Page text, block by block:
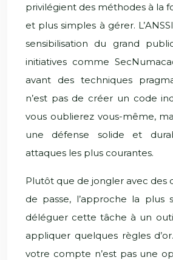
privilégient des méthodes à la
et plus simples à gérer.
sensibilisation du grand
initiatives comme
avant des techniques
n’est pas de créer un code
vous oublierez vous-même,
une défense solide et
attaques les plus courantes.
Plutôt que de jongler avec des
de passe, l’approche la plus
déléguer cette tâche à un
appliquer quelques règles
votre compte n’est pas une